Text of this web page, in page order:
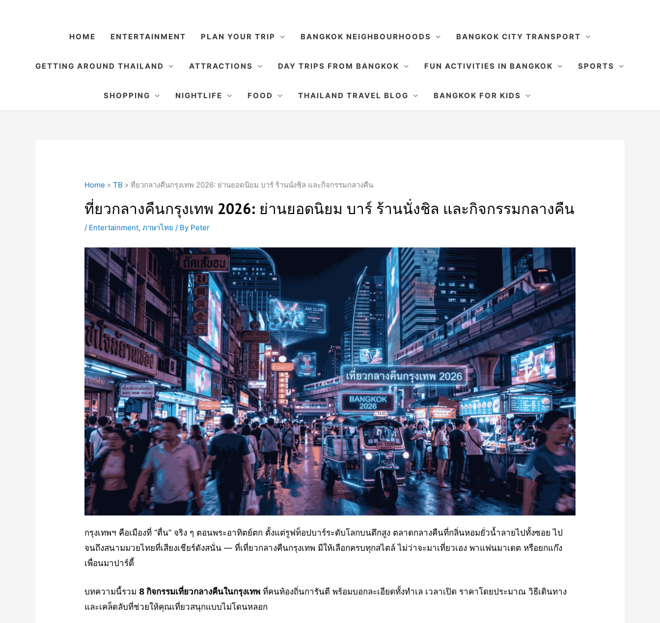
HOME ENTERTAINMENT PLAN YOUR TRIP BANGKOK NEIGHBOURHOODS BANGKOK CITY TRANSPORT
GETTING AROUND THAILAND ATTRACTIONS DAY TRIPS FROM BANGKOK FUN ACTIVITIES IN BANGKOK SPORTS
SHOPPING NIGHTLIFE FOOD THAILAND TRAVEL BLOG BANGKOK FOR KIDS
Home »TB »ที่ยวกลางคืนกรุงเทพ 2026: ย่านยอดนิยม บาร์ ร้านนั่งชิล และกิจกรรมกลางคืน
ที่ยวกลางคืนกรุงเทพ 2026: ย่านยอดนิยม บาร์ ร้านนั่งชิล และกิจกรรมกลางคืน
/ Entertainment,ภาษาไทย / By Peter
กรุงเทพฯ คือเมืองที่ “ตื่น” จริง ๆ ตอนพระอาทิตย์ตก ตั้งแต่รูฟท็อปบาร์ระดับโลกบนตึกสูง ตลาดกลางคืนที่กลิ่นหอมยั่วน้ำลายไปทั้งซอย ไป
จนถึงสนามมวยไทยที่เสียงเชียร์ดังสนั่น — ที่เที่ยวกลางคืนกรุงเทพ มีให้เลือกครบทุกสไตล์ ไม่ว่าจะมาเที่ยวเอง พาแฟนมาเดต หรือยกแก๊ง
เพื่อนมาปาร์ตี้
บทความนี้รวม8 กิจกรรมเที่ยวกลางคืนในกรุงเทพ ที่คนท้องถิ่นการันตี พร้อมบอกละเอียดทั้งทำเล เวลาเปิด ราคาโดยประมาณ วิธีเดินทาง
และเคล็ดลับที่ช่วยให้คุณเที่ยวสนุกแบบไม่โดนหลอก